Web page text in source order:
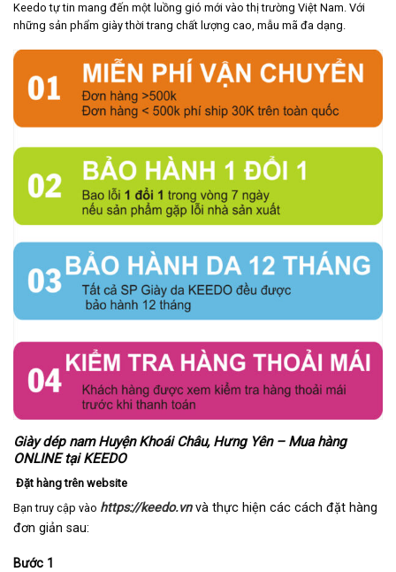
Keedo tự tin mang đến một luồng gió mới vào thị trường Việt Nam. Với
những sản phẩm giày thời trang chất lượng cao, mẫu mã đa dạng.
Giày dép nam Huyện Khoái Châu, Hưng Yên – Mua hàng
ONLINE tại KEEDO
Đặt hàng trên website
Bạn truy cập vào https://keedo.vnvà thực hiện các cách đặt hàng
đơn giản sau:
Bước 1